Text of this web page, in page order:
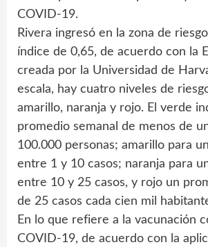
COVID-19.
Rivera ingresó en la zona de
índice de 0,65, de acuerdo con la
creada por la Universidad de
escala, hay cuatro niveles de
amarillo, naranja y rojo. El verde
promedio semanal de menos de
100.000 personas; amarillo para
entre 1 y 10 casos; naranja para
entre 10 y 25 casos, y rojo un
de 25 casos cada cien mil
En lo que refiere a la vacunación
COVID-19, de acuerdo con la